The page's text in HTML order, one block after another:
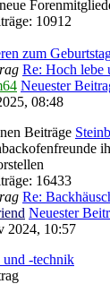
: 10912
zum
Re: Hoch
Neuester
08:48
: 16433
Re:
Neuester
2024, 10:57
und -technik